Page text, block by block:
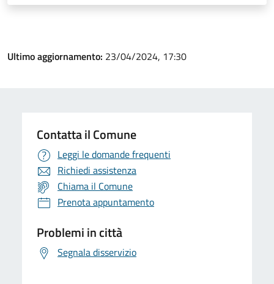
Ultimo aggiornamento: 23/04/2024, 17:30
Contatta il Comune
Leggi le domande frequenti
Richiedi assistenza
Chiama il Comune
Prenota appuntamento
Problemi in città
Segnala disservizio